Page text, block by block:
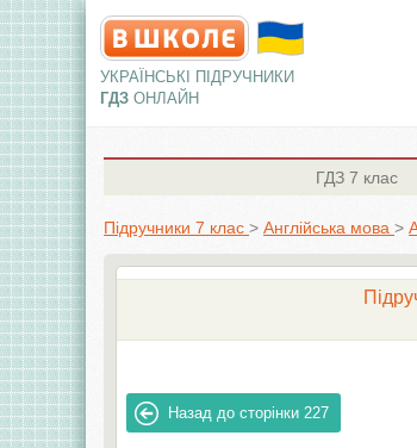
УКРАЇНСЬКІ ПІДРУЧНИКИ
ГДЗ ОНЛАЙН
ГДЗ 7 клас
Підручники 7 клас > Англiйська мова >
Назад до сторінки 227